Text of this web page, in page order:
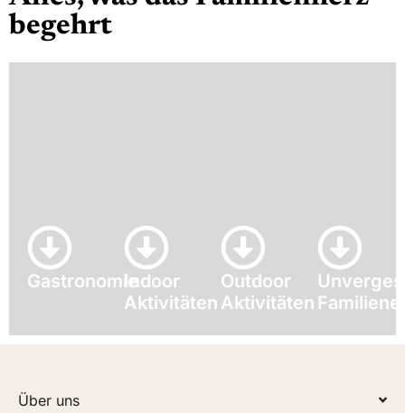
begehrt
GastronomieIndoor
Aktivitäten
Outdoor
Aktivitäten
Über uns